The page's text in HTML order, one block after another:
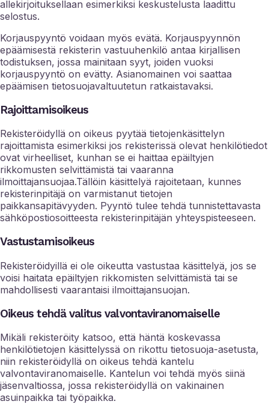
allekirjoituksellaan esimerkiksi keskustelusta laadittu
selostus.
Korjauspyyntö voidaan myös evätä. Korjauspyynnön
epäämisestä rekisterin vastuuhenkilö antaa kirjallisen
todistuksen, jossa mainitaan syyt, joiden vuoksi
korjauspyyntö on evätty. Asianomainen voi saattaa
epäämisen tietosuojavaltuutetun ratkaistavaksi.
Rajoittamisoikeus
Rekisteröidyllä on oikeus pyytää tietojenkäsittelyn
rajoittamista esimerkiksi jos rekisterissä olevat henkilötiedot
ovat virheelliset, kunhan se ei haittaa epäiltyjen
rikkomusten selvittämistä tai vaaranna
ilmoittajansuojaa.Tällöin käsittelyä rajoitetaan, kunnes
rekisterinpitäjä on varmistanut tietojen
paikkansapitävyyden. Pyyntö tulee tehdä tunnistettavasta
sähköpostiosoitteesta rekisterinpitäjän yhteyspisteeseen.
Vastustamisoikeus
Rekisteröidyillä ei ole oikeutta vastustaa käsittelyä, jos se
voisi haitata epäiltyjen rikkomisten selvittämistä tai se
mahdollisesti vaarantaisi ilmoittajansuojan.
Oikeus tehdä valitus valvontaviranomaiselle
Mikäli rekisteröity katsoo, että häntä koskevassa
henkilötietojen käsittelyssä on rikottu tietosuoja-asetusta,
niin rekisteröidyllä on oikeus tehdä kantelu
valvontaviranomaiselle. Kantelun voi tehdä myös siinä
jäsenvaltiossa, jossa rekisteröidyllä on vakinainen
asuinpaikka tai työpaikka.